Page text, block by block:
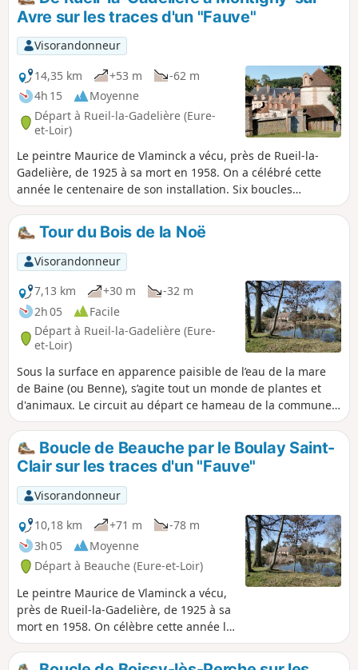
Avre sur les traces d'un "Fauve"
Visorandonneur
14,35 km
+53 m
-62 m
4h 15
Moyenne
Départ à Rueil-la-Gadelière (Eure-
et-Loir)
Le peintre Maurice de Vlaminck a vécu, près de Rueil-la-
Gadelière, de 1925 à sa mort en 1958. On a célébré cette
année le centenaire de son installation. Six boucles
nommées "Sur les traces d'un Fauve" permettent de
découvrir les lieux qui ont inspiré le peintre."Le pays me
plaisait : un peu vallonné, des champs illimités, des prairies
plantées de pommiers tordus. Çà et là, des boqueteaux, des
bois, des fermes entourées de haies d’épines. C’était aux
confins du Perche, région où viennent mourir, en de
dernières ondulations, les plaines de la Beauce, contrée qui
a gardé le visage que les âges lui ont façonné. Rien de
moderne n’en modifie la structure, ni ne trouble l’harmonie
du paysage." Maurice de Vlaminck.Cette boucle, entre
Beauce et Thimerais, traverse la plaine agricole près de
Verneuil, en suivant la vallée de l'Avre jusqu'à Montigny et
revient à Rueil-la-Gadelière par champs et bosquets. On
peut s'approcher du Château de Montigny (visitable sur
rendez-vous).
Tour du Bois de la Noë
Visorandonneur
7,13 km
+30 m
-32 m
2h 05
Facile
Départ à Rueil-la-Gadelière (Eure-
et-Loir)
Sous la surface en apparence paisible de l’eau de la mare
de Baine (ou Benne), s’agite tout un monde de plantes et
d'animaux. Le circuit au départ ce hameau de la commune
de Rueil-la-Gadelière vous fera faire le tour du Bois de la
Noë en passant par les fermes du Bois Normand et de
Rueil. Elle se situe au Sud de Verneuil d'Avre et d'Iton, aux
portes de la Normandie. Retour par les hameaux des
Bruyères et du Canada.
Boucle de Beauche par le Boulay Saint-
Clair sur les traces d'un "Fauve"
Visorandonneur
10,18 km
+71 m
-78 m
3h 05
Moyenne
Départ à Beauche (Eure-et-Loir)
Le peintre Maurice de Vlaminck a vécu,
près de Rueil-la-Gadelière, de 1925 à sa
mort en 1958. On célèbre cette année le
centenaire de son installation. Un
itinéraire de trois jours permet déjà de